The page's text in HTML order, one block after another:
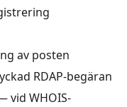
av posten
RDAP-begäran
vid WHOIS-